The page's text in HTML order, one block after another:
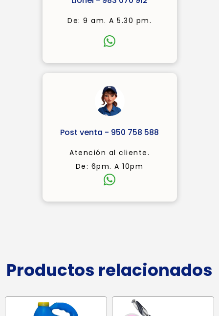
De: 9 am. A 5.30 pm.
Post venta - 950 758 588
Atención al cliente.
De: 6pm. A 10pm
Productos relacionados